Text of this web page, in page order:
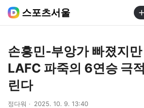
스포츠서울
손흥민-부앙가 빠졌지
LAFC 파죽의 6연승 극
린다
정다워 2025. 10. 9. 13:40